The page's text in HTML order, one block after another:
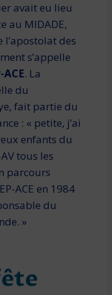
avait eu lieu
au MIDADE,
des
s’appelle
ACE. La
du
fait partie du
: « petite, j’ai
enfants du
tous les
parcours
ACE en 1984
du
»